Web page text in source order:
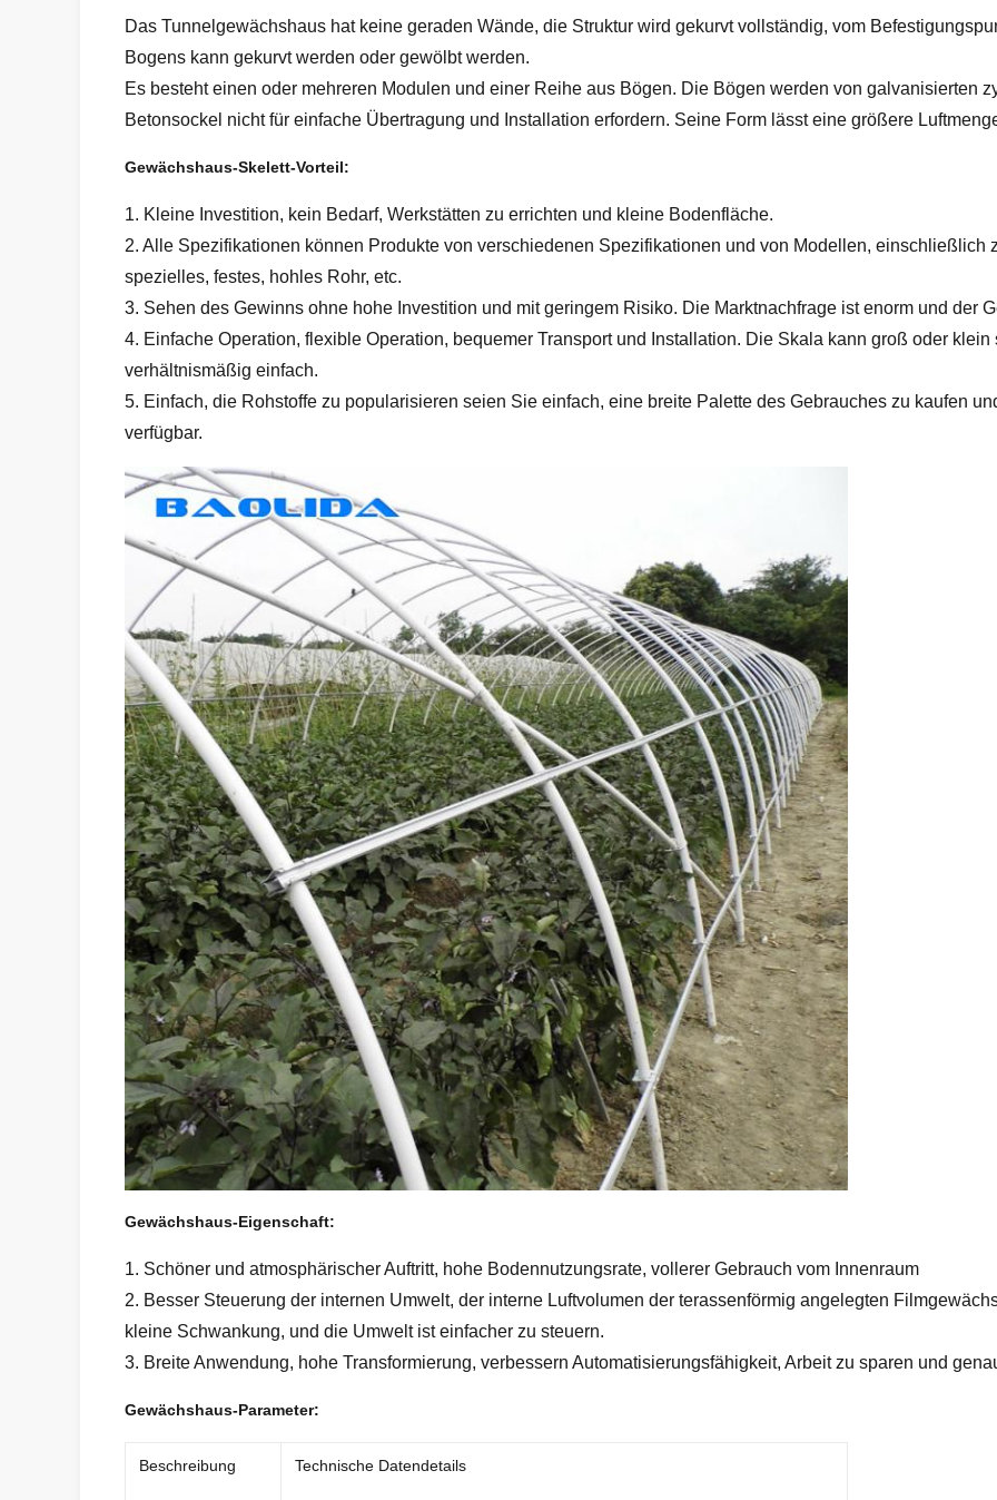
Das Tunnelgewächshaus hat keine geraden Wände, die Struktur wird gekurvt vollständig, vom
Bogens kann gekurvt werden oder gewölbt werden.
Es besteht einen oder mehreren Modulen und einer Reihe aus Bögen. Die Bögen werden von galvanisierten
Betonsockel nicht für einfache Übertragung und Installation erfordern. Seine Form lässt eine größere
Gewächshaus-Skelett-Vorteil:
1. Kleine Investition, kein Bedarf, Werkstätten zu errichten und kleine Bodenfläche.
2. Alle Spezifikationen können Produkte von verschiedenen Spezifikationen und von Modellen, einschließlich
spezielles, festes, hohles Rohr, etc.
3. Sehen des Gewinns ohne hohe Investition und mit geringem Risiko. Die Marktnachfrage ist enorm und der
4. Einfache Operation, flexible Operation, bequemer Transport und Installation. Die Skala kann groß oder
verhältnismäßig einfach.
5. Einfach, die Rohstoffe zu popularisieren seien Sie einfach, eine breite Palette des Gebrauches zu kaufen
verfügbar.
Gewächshaus-Eigenschaft:
1. Schöner und atmosphärischer Auftritt, hohe Bodennutzungsrate, vollerer Gebrauch vom Innenraum
2. Besser Steuerung der internen Umwelt, der interne Luftvolumen der terassenförmig angelegten
kleine Schwankung, und die Umwelt ist einfacher zu steuern.
3. Breite Anwendung, hohe Transformierung, verbessern Automatisierungsfähigkeit, Arbeit zu sparen und
Gewächshaus-Parameter:
Beschreibung Technische Datendetails